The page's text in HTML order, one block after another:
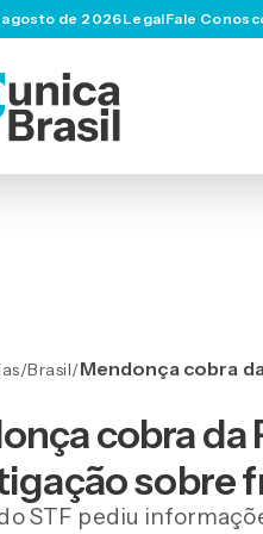
agosto de 2026LegalFale
/Brasil/Mendonça cobra
sigilo em
sobre fraudes no
cobra da
sobre
STF pediu